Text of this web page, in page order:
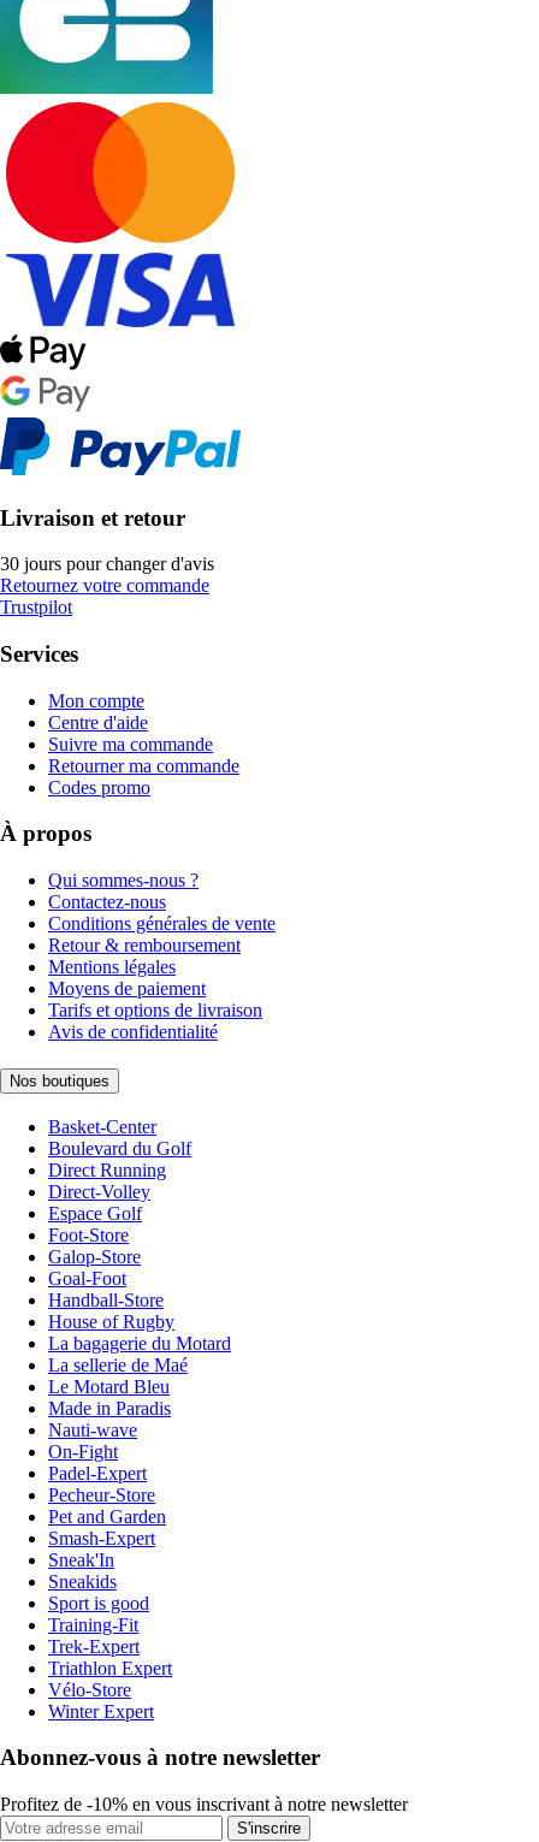
Livraison et retour
30 jours pour changer d'avis
Retournez votre commande
Trustpilot
Services
Mon compte
Centre d'aide
Suivre ma commande
Retourner ma commande
Codes promo
À propos
Qui sommes-nous ?
Contactez-nous
Conditions générales de vente
Retour & remboursement
Mentions légales
Moyens de paiement
Tarifs et options de livraison
Avis de confidentialité
Nos boutiques
Basket-Center
Boulevard du Golf
Direct Running
Direct-Volley
Espace Golf
Foot-Store
Galop-Store
Goal-Foot
Handball-Store
House of Rugby
La bagagerie du Motard
La sellerie de Maé
Le Motard Bleu
Made in Paradis
Nauti-wave
On-Fight
Padel-Expert
Pecheur-Store
Pet and Garden
Smash-Expert
Sneak'In
Sneakids
Sport is good
Training-Fit
Trek-Expert
Triathlon Expert
Vélo-Store
Winter Expert
Abonnez-vous à notre newsletter
Profitez de -10% en vous inscrivant à notre newsletter
S'inscrire